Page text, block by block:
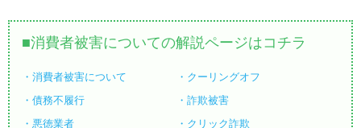
消費者被害についての解説ページはコチラ
消費者被害について
クーリングオフ
債務不履行
詐欺被害
悪徳業者
クリック詐欺